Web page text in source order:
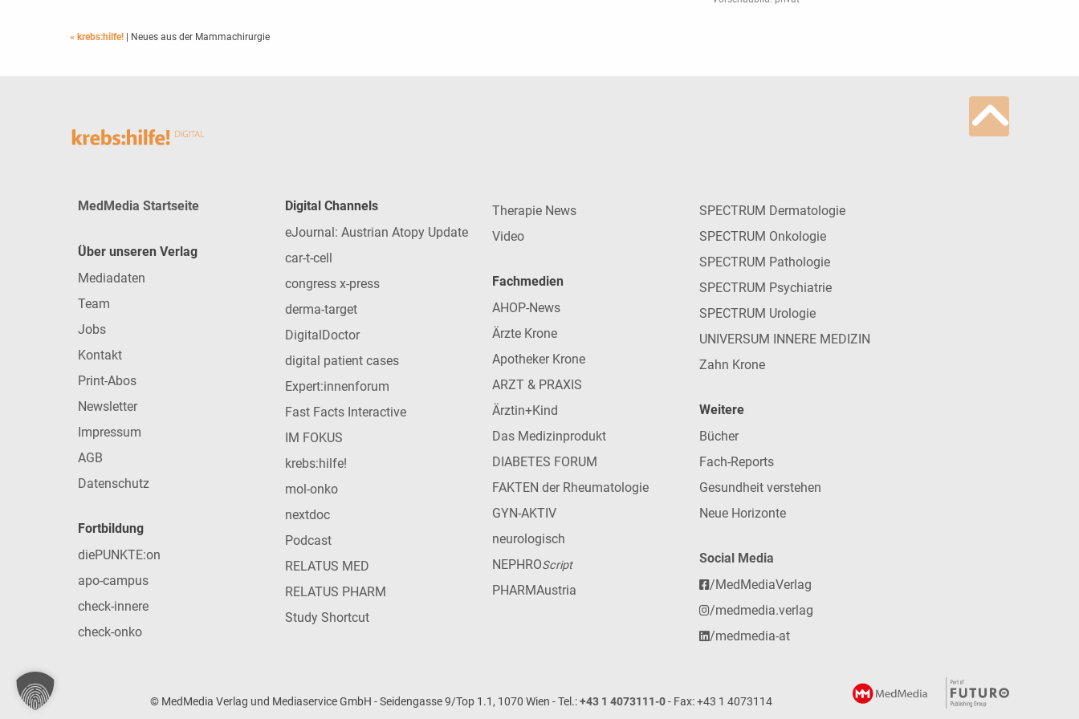
« krebs:hilfe! | Neues aus der Mammachirurgie
MedMedia Startseite
Über unseren Verlag
Mediadaten
Team
Jobs
Kontakt
Print-Abos
Newsletter
Impressum
AGB
Datenschutz
Fortbildung
diePUNKTE:on
apo-campus
check-innere
check-onko
Digital Channels
eJournal: Austrian Atopy Update
car-t-cell
congress x-press
derma-target
DigitalDoctor
digital patient cases
Expert:innenforum
Fast Facts Interactive
IM FOKUS
krebs:hilfe!
mol-onko
nextdoc
Podcast
RELATUS MED
RELATUS PHARM
Study Shortcut
Therapie News
Video
Fachmedien
AHOP-News
Ärzte Krone
Apotheker Krone
ARZT & PRAXIS
Ärztin+Kind
Das Medizinprodukt
DIABETES FORUM
FAKTEN der Rheumatologie
GYN-AKTIV
neurologisch
NEPHROScript
PHARMAustria
SPECTRUM Dermatologie
SPECTRUM Onkologie
SPECTRUM Pathologie
SPECTRUM Psychiatrie
SPECTRUM Urologie
UNIVERSUM INNERE MEDIZIN
Zahn Krone
Weitere
Bücher
Fach-Reports
Gesundheit verstehen
Neue Horizonte
Social Media
/MedMediaVerlag
/medmedia.verlag
/medmedia-at
© MedMedia Verlag und Mediaservice GmbH - Seidengasse 9/Top 1.1, 1070 Wien - Tel.:+43 1 4073111-0- Fax: +43 1 4073114